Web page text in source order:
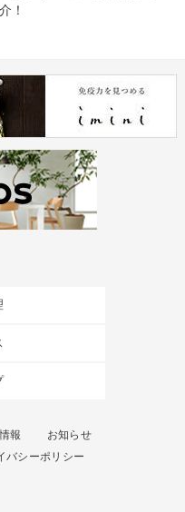
！
報
お知らせ
バシーポリシー